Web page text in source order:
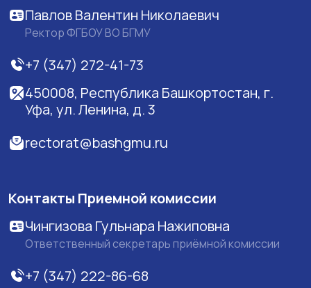
Павлов Валентин Николаевич
Ректор ФГБОУ ВО БГМУ
+7 (347) 272-41-73
450008, Республика Башкортостан, г.
Уфа, ул. Ленина, д. 3
rectorat@bashgmu.ru
Контакты Приемной комиссии
Чингизова Гульнара Нажиповна
Ответственный секретарь приёмной комиссии
+7 (347) 222-86-68